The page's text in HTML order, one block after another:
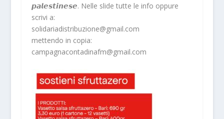
𝙥𝙖𝙡𝙚𝙨𝙩𝙞𝙣𝙚𝙨𝙚. Nelle slide tutte le info oppure
scrivi a:
solidariadistribuzione@gmail.com
mettendo in copia:
campagnacontadinafm@gmail.com